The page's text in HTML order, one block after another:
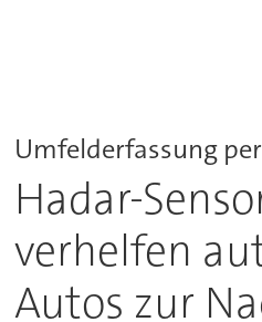
Umfelderfassung
Hadar-
verhelfen
Autos zur